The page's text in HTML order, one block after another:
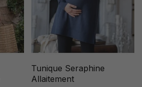
Tunique Seraphine
Allaitement